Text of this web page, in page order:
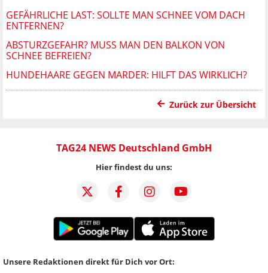
GEFÄHRLICHE LAST: SOLLTE MAN SCHNEE VOM DACH
ENTFERNEN?
ABSTURZGEFAHR? MUSS MAN DEN BALKON VON
SCHNEE BEFREIEN?
HUNDEHAARE GEGEN MARDER: HILFT DAS WIRKLICH?
Zurück zur Übersicht
TAG24 NEWS Deutschland GmbH
Hier findest du uns:
Unsere Redaktionen direkt für Dich vor Ort: